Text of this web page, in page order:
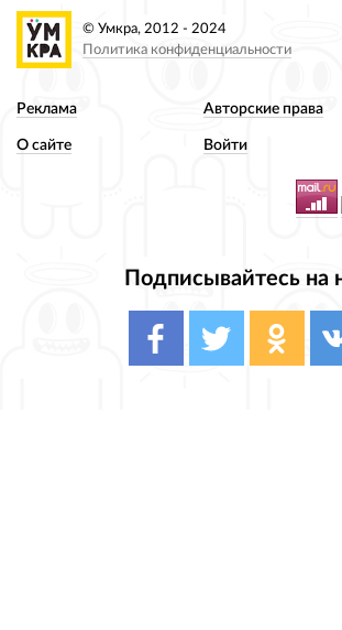
Реклама Авторские права
О сайте Войти
Подписывайтесь на
© Умкра, 2012 - 2024
Политика конфиденциальности